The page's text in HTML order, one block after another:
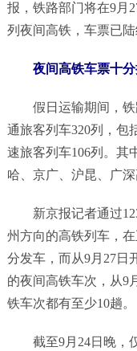
报，铁路部门将在9月
列夜间高铁，车票已陆
夜间高铁车票十分
假日运输期间，铁
通旅客列车320列，包
速旅客列车106列。其
哈、京广、沪昆、广
新京报记者通过
州方向的高铁列车，
分发车，而从9月27日
的夜间高铁车次，从9
铁车次都有至少10趟。
截至9月24日晚，仅